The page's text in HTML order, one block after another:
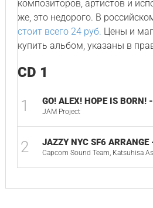
композиторов, артистов и
же, это недорого. В
стоит всего 24 руб. Цены и
купить альбом, указаны в
CD 1
1 GO! ALEX! HOPE IS BORN!
JAM Project
2 JAZZY NYC SF6 ARRANGE
Capcom Sound Team, Katsuhisa